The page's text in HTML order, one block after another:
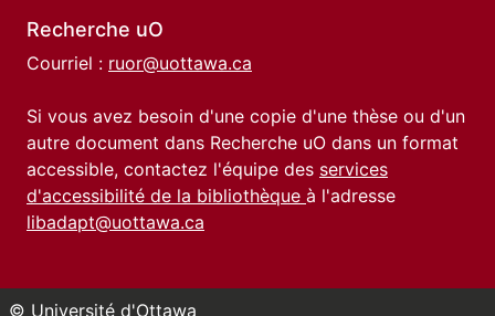
Recherche uO
Courriel : ruor@uottawa.ca
Si vous avez besoin d'une copie d'une thèse ou d'un
autre document dans Recherche uO dans un format
accessible, contactez l'équipe des services
d'accessibilité de la bibliothèque à l'adresse
libadapt@uottawa.ca
© Université d'Ottawa